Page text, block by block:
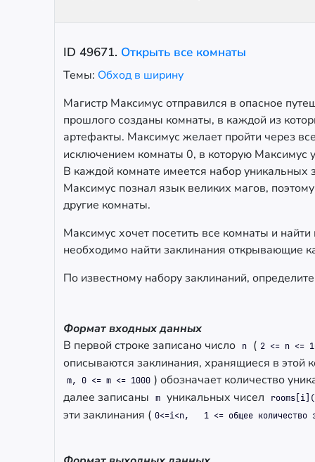
ID 49671. Открыть все комнаты
Темы: Обход в ширину
Магистр Максимус отправился в опасное
прошлого созданы комнаты, в каждой из
артефакты. Максимус желает пройти через
исключением комнаты 0, в которую
В каждой комнате имеется набор
Максимус познал язык великих магов,
другие комнаты.
Максимус хочет посетить все комнаты и
необходимо найти заклинания открывающие
По известному набору заклинаний,
Формат входных данных
В первой строке записано число
n ( 2 <= n <=
описываются заклинания, хранящиеся в этой
m, 0 <= m <= 1000 ) обозначает количество
далее записаны
m уникальных чисел
эти заклинания ( 0<=i<n, 1 <= общее количество